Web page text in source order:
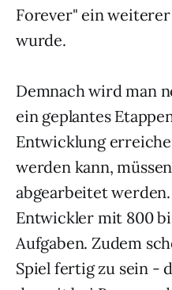
Forever" ein
wurde.
Demnach wird man
ein geplantes
Entwicklung
werden kann,
abgearbeitet
Entwickler mit 800
Aufgaben. Zudem
Spiel fertig zu sein -